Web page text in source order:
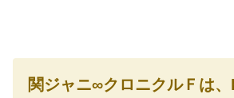
関ジャニ∞クロニクルＦは